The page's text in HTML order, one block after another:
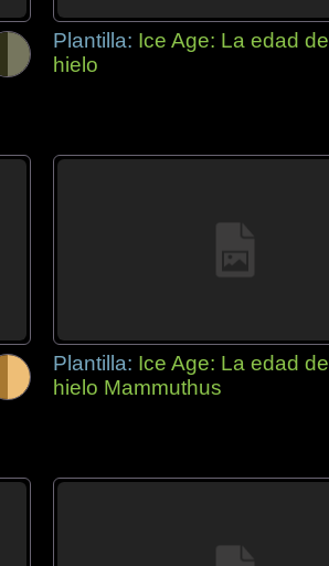
Plantilla: Ice Age: La edad de
hielo
Plantilla: Ice Age: La edad de
hielo Mammuthus